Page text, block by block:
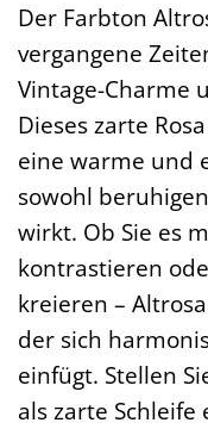
Der Farbton
vergangene
Vintage-Charme
Dieses zarte
eine warme und
sowohl
wirkt. Ob Sie es
kontrastieren
kreieren –
der sich
einfügt. Stellen
als zarte